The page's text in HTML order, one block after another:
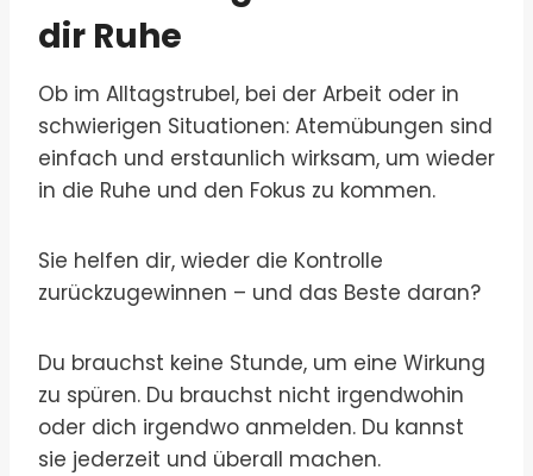
dir Ruhe
Ob im Alltagstrubel, bei der Arbeit oder in
schwierigen Situationen: Atemübungen sind
einfach und erstaunlich wirksam, um wieder
in die Ruhe und den Fokus zu kommen.
Sie helfen dir, wieder die Kontrolle
zurückzugewinnen – und das Beste daran?
Du brauchst keine Stunde, um eine Wirkung
zu spüren. Du brauchst nicht irgendwohin
oder dich irgendwo anmelden. Du kannst
sie jederzeit und überall machen.